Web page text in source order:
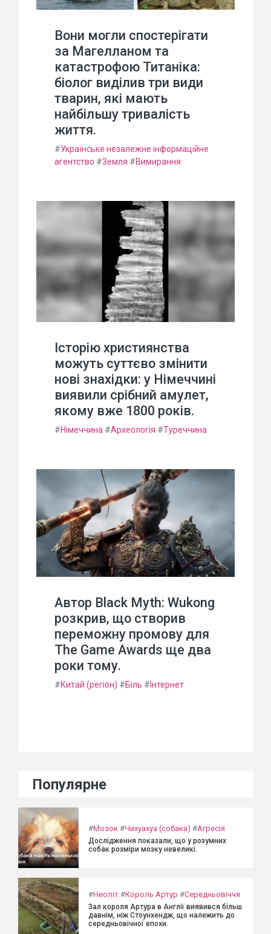
Вони могли спостерігати
за Магелланом та
катастрофою Титаніка:
біолог виділив три види
тварин, які мають
найбільшу тривалість
життя.
#Українське незалежне інформаційне
агентство #Земля #Вимирання
Історію християнства
можуть суттєво змінити
нові знахідки: у Німеччині
виявили срібний амулет,
якому вже 1800 років.
#Німеччина #Археологія #Туреччина
Автор Black Myth: Wukong
розкрив, що створив
переможну промову для
The Game Awards ще два
роки тому.
#Китай (регіон) #Біль # Інтернет
Популярне
#Мозок #Чихуахуа (собака) #Агресія
Дослідження показали, що у розумних
собак розміри мозку невеликі.
#Неоліт #Король Артур #Середньовіччя
Зал короля Артура в Англії виявився більш
давнім, ніж Стоунхендж, що належить до
середньовічної епохи.